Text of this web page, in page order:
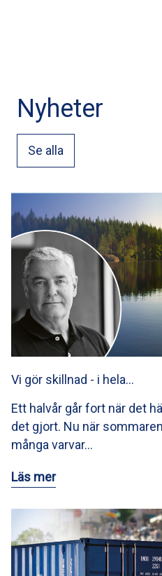
Nyheter
Se alla
Vi gör skillnad - i hela…
Ett halvår går fort när det
det gjort. Nu när
många varvar…
Läs mer